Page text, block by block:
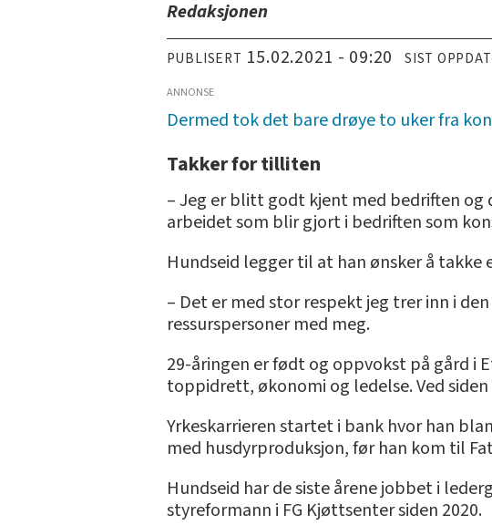
Redaksjonen
PUBLISERT 15.02.2021 - 09:20 SIST
ANNONSE
Dermed tok det bare drøye to uker fra
Takker for tilliten
– Jeg er blitt godt kjent med bedriften og
arbeidet som blir gjort i bedriften som
Hundseid legger til at han ønsker å takke
– Det er med stor respekt jeg trer inn i
ressurspersoner med meg.
29-åringen er født og oppvokst på gård i
toppidrett, økonomi og ledelse. Ved
Yrkeskarrieren startet i bank hvor han
med husdyrproduksjon, før han kom til
Hundseid har de siste årene jobbet i
styreformann i FG Kjøttsenter siden 2020.